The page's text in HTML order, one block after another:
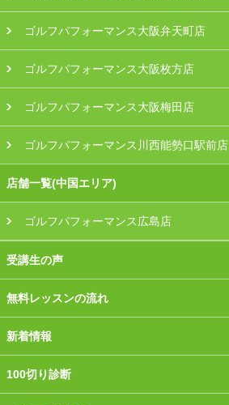
ゴルフパフォーマンス大阪弁天町店
ゴルフパフォーマンス大阪枚方店
ゴルフパフォーマンス大阪梅田店
ゴルフパフォーマンス川西能勢口駅前店
店舗一覧(中国エリア)
ゴルフパフォーマンス広島店
受講生の声
無料レッスンの流れ
新着情報
100切り診断